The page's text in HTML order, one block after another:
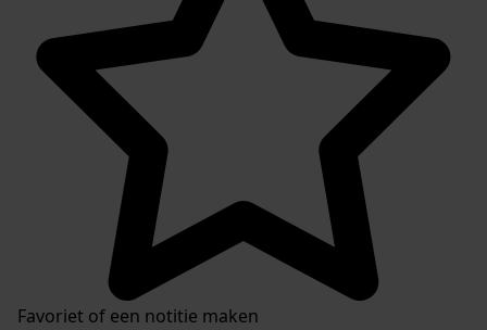
Favoriet of een notitie maken